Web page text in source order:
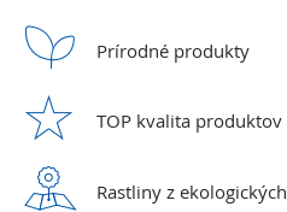
Prírodné produkty
TOP kvalita produktov
Rastliny z ekologických